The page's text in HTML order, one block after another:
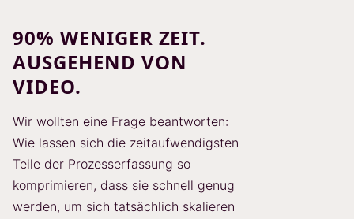
90% WENIGER ZEIT.
AUSGEHEND VON
VIDEO.
Wir wollten eine Frage beantworten:
Wie lassen sich die zeitaufwendigsten
Teile der Prozesserfassung so
komprimieren, dass sie schnell genug
werden, um sich tatsächlich skalieren